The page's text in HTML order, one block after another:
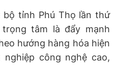
tỉnh Phú Thọ lần thứ
tâm là đẩy mạnh
hướng hàng hóa hiện
công nghệ cao,